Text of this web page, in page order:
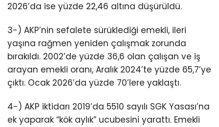
2026’da ise yüzde 22,46 altına düşürüldü.
3-) AKP’nin sefalete sürüklediği emekli, ileri
yaşına rağmen yeniden çalışmak zorunda
bırakıldı. 2002’de yüzde 36,6 olan çalışan ve iş
arayan emekli oranı, Aralık 2024’te yüzde 65,7’ye
çıktı. Ocak 2026’da yüzde 70’lere yaklaştı.
4-) AKP iktidarı 2019’da 5510 sayılı SGK Yasası’na
ek yaparak “kök aylık” ucubesini yarattı. Emekli